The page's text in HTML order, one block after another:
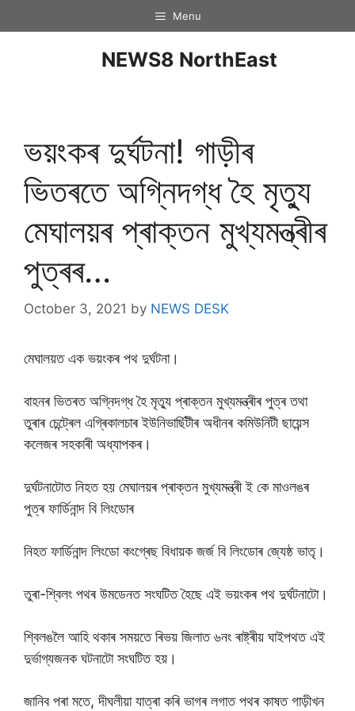
Menu
NEWS8 NorthEast
ভয়ংকৰ দুৰ্ঘটনা! গাড়ীৰ
ভিতৰতে অগ্নিদগ্ধ হৈ মৃত্যু
মেঘালয়ৰ প্ৰাক্তন মুখ্যমন্ত্ৰীৰ
পুত্ৰৰ…
October 3, 2021 by NEWS DESK
মেঘালয়ত এক ভয়ংকৰ পথ দুৰ্ঘটনা।
বাহনৰ ভিতৰত অগ্নিদগ্ধ হৈ মৃত্যু প্ৰাক্তন মুখ্যমন্ত্ৰীৰ পুত্ৰ তথা
তুৰাৰ চেন্ট্ৰেল এগ্ৰিকালচাৰ ইউনিভাৰ্ছিটীৰ অধীনৰ কমিউনিটী ছায়েন্স
কলেজৰ সহকাৰী অধ্যাপকৰ।
দুৰ্ঘটনাটোত নিহত হয় মেঘালয়ৰ প্ৰাক্তন মুখ্যমন্ত্ৰী ই কে মাওলঙৰ
পুত্ৰ ফাৰ্ডিনান্দ বি লিংডোৰ
নিহত ফাৰ্ডিনান্দ লিংডো কংগ্ৰেছ বিধায়ক জৰ্জ বি লিংডোৰ জ্যেষ্ঠ ভাতৃ।
তুৰা-শ্বিলং পথৰ উমডেনত সংঘটিত হৈছে এই ভয়ংকৰ পথ দুৰ্ঘটনাটো।
শ্বিলঙলৈ আহি থকাৰ সময়তে ৰিভয় জিলাত ৬নং ৰাষ্ট্ৰীয় ঘাইপথত এই
দুৰ্ভাগ্যজনক ঘটনাটো সংঘটিত হয়।
জানিব পৰা মতে, দীঘলীয়া যাত্ৰা কৰি ভাগৰ লগাত পথৰ কাষত গাড়ীখন